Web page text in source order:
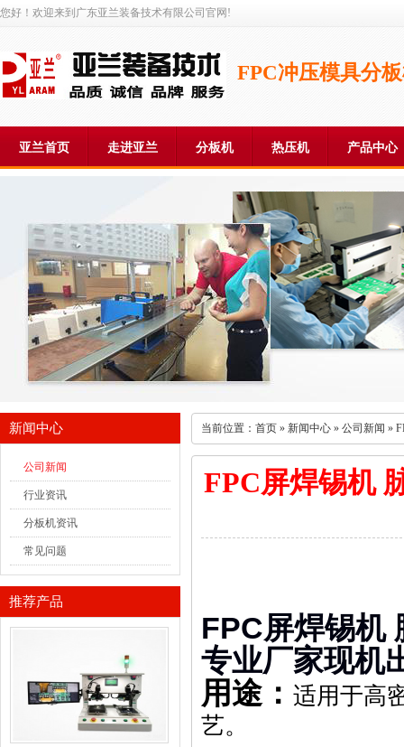
您好！欢迎来到广东亚兰装备技术有限公司官网!
FPC冲压模具分
亚兰首页 走进亚兰 分板机 热压机 产品中心
新闻中心
公司新闻
行业资讯
分板机资讯
常见问题
推荐产品
当前位置： 首页 » 新闻中心 » 公司新闻 »
FPC屏焊锡机
FPC屏焊锡机
专业厂家现机
用途： 适用于高
艺。